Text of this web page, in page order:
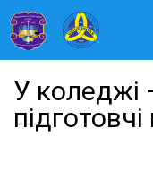
У коледжі